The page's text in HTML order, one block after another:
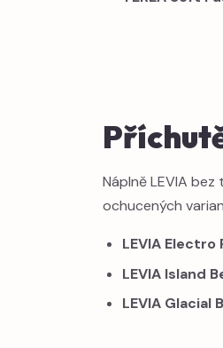
Náplně LEVIA
ochucených
LEVIA Electro
LEVIA Island
LEVIA Glacial